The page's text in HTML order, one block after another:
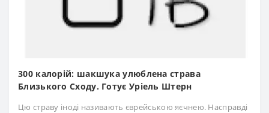
300 калорій: шакшука улюблена страва
Близького Сходу. Готує Уріель Штерн
Цю страву іноді називають єврейською яєчнею. Насправді